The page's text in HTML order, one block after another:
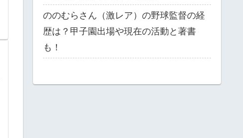
ののむらさん（激レア）の野球監督の経
歴は？甲子園出場や現在の活動と著書
も！